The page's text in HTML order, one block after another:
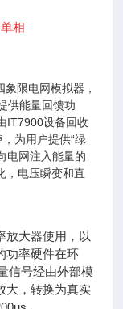
相
限电网模拟器，
供能量回馈功
IT7900设备回收
为用户提供“绿
电网注入能量的
，电压瞬变和直
放大器使用，以
功率硬件在环
信号经由外部模
大，转换为真实